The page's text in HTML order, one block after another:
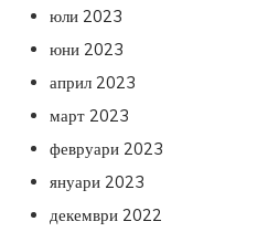
юли 2023
юни 2023
април 2023
март 2023
февруари 2023
януари 2023
декември 2022